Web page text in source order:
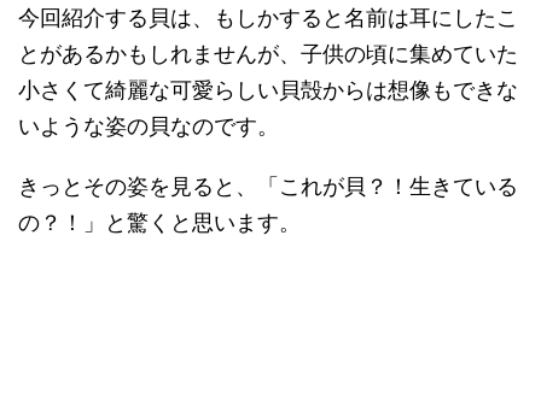
今回紹介する貝は、もしかすると名前は耳にしたこ
とがあるかもしれませんが、子供の頃に集めていた
小さくて綺麗な可愛らしい貝殻からは想像もできな
いような姿の貝なのです。
きっとその姿を見ると、「これが貝？！生きている
の？！」と驚くと思います。